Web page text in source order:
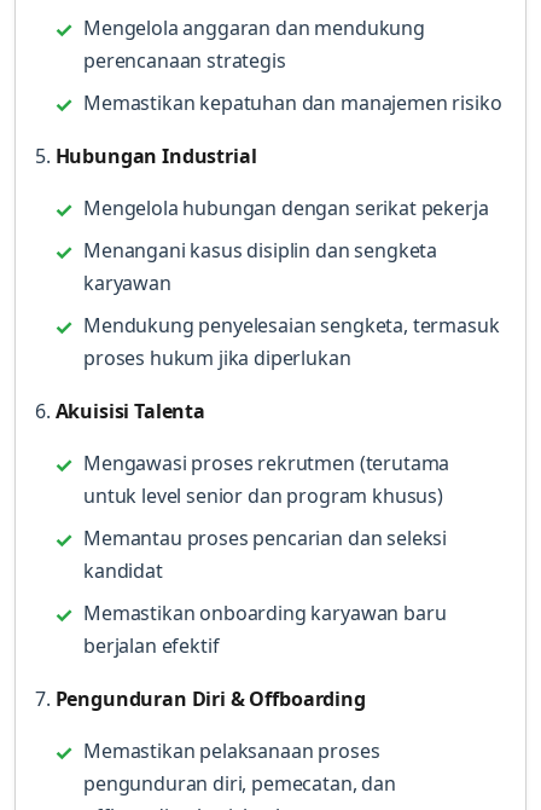
Mengelola anggaran dan mendukung
perencanaan strategis
Memastikan kepatuhan dan manajemen risiko
5. Hubungan Industrial
Mengelola hubungan dengan serikat pekerja
Menangani kasus disiplin dan sengketa
karyawan
Mendukung penyelesaian sengketa, termasuk
proses hukum jika diperlukan
6. Akuisisi Talenta
Mengawasi proses rekrutmen (terutama
untuk level senior dan program khusus)
Memantau proses pencarian dan seleksi
kandidat
Memastikan onboarding karyawan baru
berjalan efektif
7. Pengunduran Diri & Offboarding
Memastikan pelaksanaan proses
pengunduran diri, pemecatan, dan